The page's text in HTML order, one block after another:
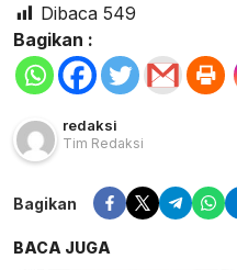
Dibaca 549
Bagikan :
redaksi
Tim Redaksi
Bagikan
BACA JUGA